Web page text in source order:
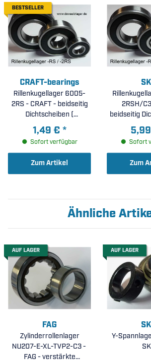
BESTSELLER
CRAFT-bearings
Rillenkugellager 6005-
2RS - CRAFT - beidseitig
Dichtscheiben (
25x47x12mm )
1,49 € *
Sofort verfügbar
Zum Artikel
2RSH/
beidseitig
Sofort
Zum
Ähnliche
AUF LAGER
FAG
Zylinderrollenlager
NU207-E-XL-TVP2-C3 -
FAG - verstärkte
AUF LAGER
Y-